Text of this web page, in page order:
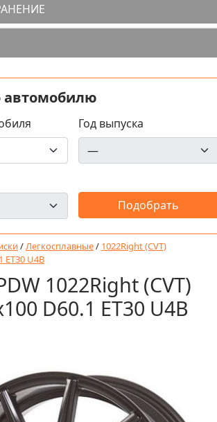
автомобилю
Год выпуска
/Легкосплавные/ 1022Right (CVT)
ET30 U4B
1022Right (CVT)
D60.1 ET30 U4B